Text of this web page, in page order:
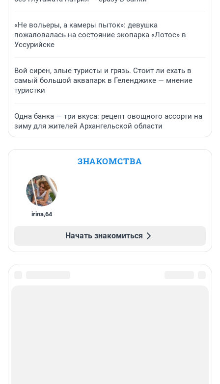
«Не вольеры, а камеры пыток»: девушка
пожаловалась на состояние экопарка «Лотос» в
Уссурийске
Вой сирен, злые туристы и грязь. Стоит ли ехать в
самый большой аквапарк в Геленджике — мнение
туристки
Одна банка — три вкуса: рецепт овощного ассорти на
зиму для жителей Архангельской области
ЗНАКОМСТВА
irina,64
Начать знакомиться